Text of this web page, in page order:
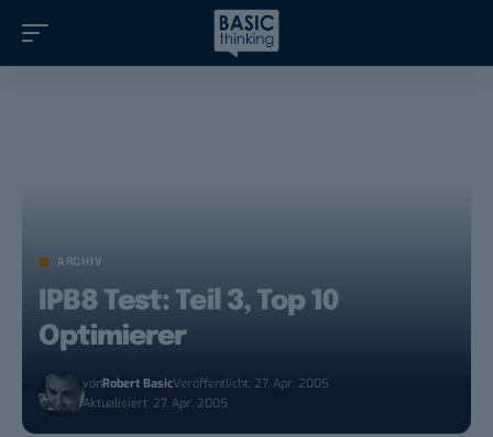
ARCHIV
IPB8 Test: Teil 3, Top 10
Optimierer
vonRobert BasicVeröffentlicht: 27. Apr. 2005
Aktualisiert: 27. Apr. 2005